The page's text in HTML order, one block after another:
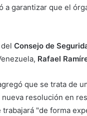
a garantizar que el
Consejo de
Rafael
que se trata de
nueva resolución en
trabajará "de forma